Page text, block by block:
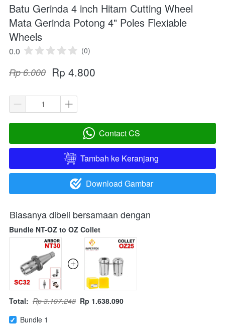
Batu Gerinda 4 inch Hitam Cutting Wheel
Mata Gerinda Potong 4" Poles Flexiable
Wheels
0.0 (0)
Rp 6.000 Rp 4.800
` Contact CS
` Tambah ke Keranjang
` Download Gambar
Biasanya dibeli bersamaan dengan
Bundle NT-OZ to OZ Collet
Total: Rp 3.197.248 Rp 1.638.090
Bundle 1